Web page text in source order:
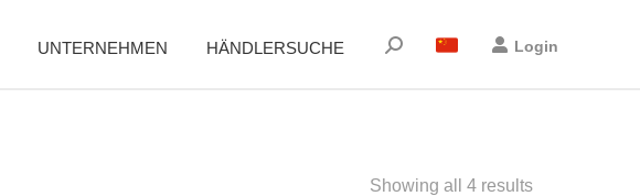
UNTERNEHMEN HÄNDLERSUCHE Suchen: Login
Showing all 4 results